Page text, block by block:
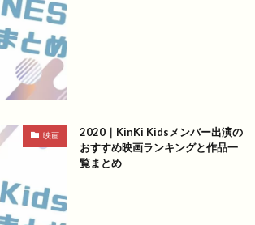
映画
2020｜KinKi Kidsメンバー出演の
おすすめ映画ランキングと作品一
覧まとめ